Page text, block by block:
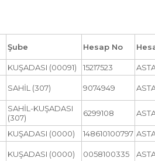
Şube Hesap No
KUŞADASI (00091) 15217523
SAHİL (307) 9074949
SAHİL-KUŞADASI
(307)
6299108
KUŞADASI (0000) 148610100797
KUŞADASI (0000) 0058100335